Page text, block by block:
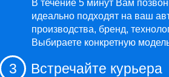
В течение 5 минут Вам
идеально подходят на ваш
производства, бренд,
Выбираете конкретную
3 Встречайте курьера